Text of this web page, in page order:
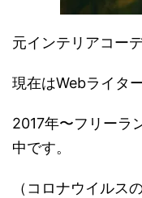
元インテリアコー
現在はWebライタ
2017年〜フリーラ
中です。
（コロナウイルス